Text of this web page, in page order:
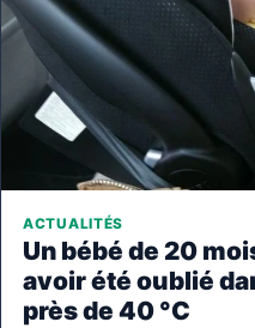
ACTUALITÉS
Un bébé de 20
avoir été oublié
près de 40 °C